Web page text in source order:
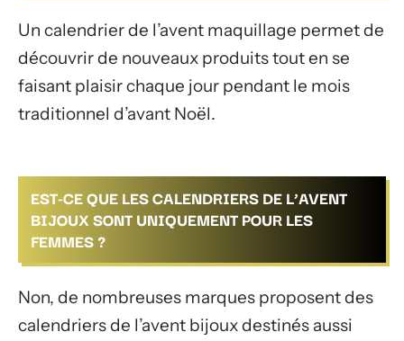
Un calendrier de l’avent maquillage permet de
découvrir de nouveaux produits tout en se
faisant plaisir chaque jour pendant le mois
traditionnel d’avant Noël.
EST-CE QUE LES CALENDRIERS DE L’AVENT
BIJOUX SONT UNIQUEMENT POUR LES
FEMMES ?
Non, de nombreuses marques proposent des
calendriers de l’avent bijoux destinés aussi